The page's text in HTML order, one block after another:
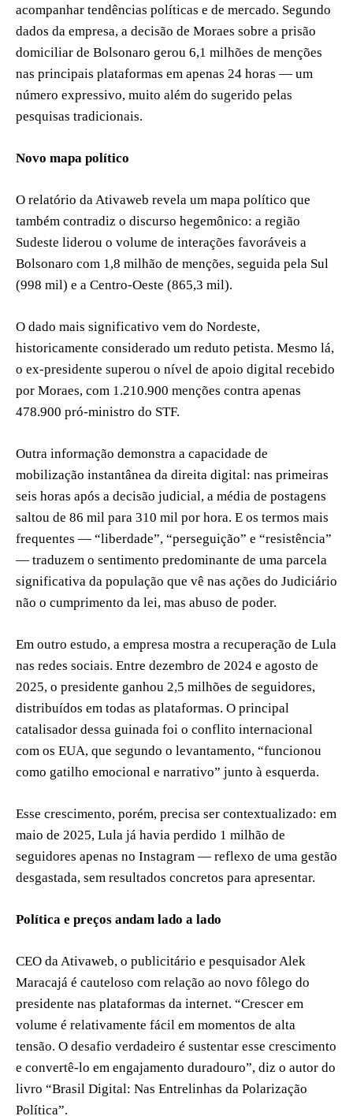
acompanhar tendências políticas e de mercado. Segundo
dados da empresa, a decisão de Moraes sobre a prisão
domiciliar de Bolsonaro gerou 6,1 milhões de menções
nas principais plataformas em apenas 24 horas — um
número expressivo, muito além do sugerido pelas
pesquisas tradicionais.
Novo mapa político
O relatório da Ativaweb revela um mapa político que
também contradiz o discurso hegemônico: a região
Sudeste liderou o volume de interações favoráveis a
Bolsonaro com 1,8 milhão de menções, seguida pela Sul
(998 mil) e a Centro-Oeste (865,3 mil).
O dado mais significativo vem do Nordeste,
historicamente considerado um reduto petista. Mesmo lá,
o ex-presidente superou o nível de apoio digital recebido
por Moraes, com 1.210.900 menções contra apenas
478.900 pró-ministro do STF.
Outra informação demonstra a capacidade de
mobilização instantânea da direita digital: nas primeiras
seis horas após a decisão judicial, a média de postagens
saltou de 86 mil para 310 mil por hora. E os termos mais
frequentes — “liberdade”, “perseguição” e “resistência”
— traduzem o sentimento predominante de uma parcela
significativa da população que vê nas ações do Judiciário
não o cumprimento da lei, mas abuso de poder.
Em outro estudo, a empresa mostra a recuperação de Lula
nas redes sociais. Entre dezembro de 2024 e agosto de
2025, o presidente ganhou 2,5 milhões de seguidores,
distribuídos em todas as plataformas. O principal
catalisador dessa guinada foi o conflito internacional
com os EUA, que segundo o levantamento, “funcionou
como gatilho emocional e narrativo” junto à esquerda.
Esse crescimento, porém, precisa ser contextualizado: em
maio de 2025, Lula já havia perdido 1 milhão de
seguidores apenas no Instagram — reflexo de uma gestão
desgastada, sem resultados concretos para apresentar.
Política e preços andam lado a lado
CEO da Ativaweb, o publicitário e pesquisador Alek
Maracajá é cauteloso com relação ao novo fôlego do
presidente nas plataformas da internet. “Crescer em
volume é relativamente fácil em momentos de alta
tensão. O desafio verdadeiro é sustentar esse crescimento
e convertê-lo em engajamento duradouro”, diz o autor do
livro “Brasil Digital: Nas Entrelinhas da Polarização
Política”.